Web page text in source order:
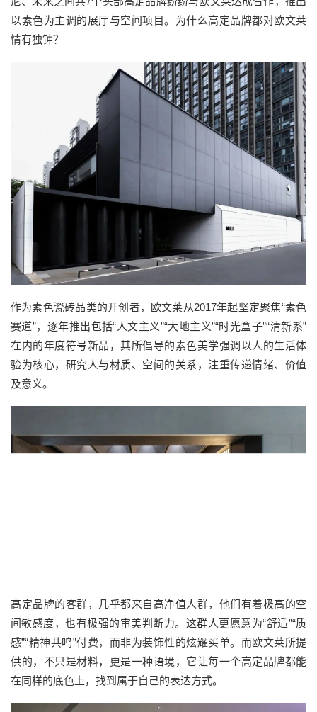
以素色为主调的展厅与空间项目。为什么高定品牌都对欧文莱
情有独钟？
作为素色瓷砖品类的开创者，欧文莱从2017年起坚定聚焦“素色
赛道”，逐年推出包括“人文主义”“大地主义”“时光盒子”“清新系”
在内的年度符号新品 ，其所倡导的素色美学强调以人的生活体
验为核心，研究人与材质、空间的关系，注重传递情绪、价值
及意义。
高定品牌的客群，几乎都来自高净值人群，他们有着极高的空
间敏感度，也有极强的审美判断力。这群人更愿意为“舒适”“质
感”“精神共鸣”付费，而非为装饰性的炫耀买单。而欧文莱所提
供的，不只是材料，更是一种语境，它让每一个高定品牌都能
在同样的底色上，找到属于自己的表达方式。